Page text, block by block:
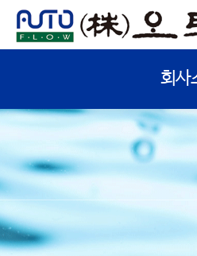
회사